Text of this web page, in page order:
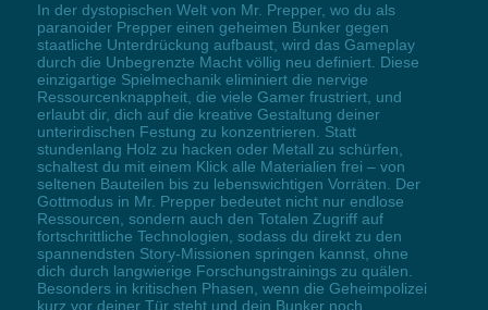
In der dystopischen Welt von Mr. Prepper, wo du als
paranoider Prepper einen geheimen Bunker gegen
staatliche Unterdrückung aufbaust, wird das Gameplay
durch die Unbegrenzte Macht völlig neu definiert. Diese
einzigartige Spielmechanik eliminiert die nervige
Ressourcenknappheit, die viele Gamer frustriert, und
erlaubt dir, dich auf die kreative Gestaltung deiner
unterirdischen Festung zu konzentrieren. Statt
stundenlang Holz zu hacken oder Metall zu schürfen,
schaltest du mit einem Klick alle Materialien frei – von
seltenen Bauteilen bis zu lebenswichtigen Vorräten. Der
Gottmodus in Mr. Prepper bedeutet nicht nur endlose
Ressourcen, sondern auch den Totalen Zugriff auf
fortschrittliche Technologien, sodass du direkt zu den
spannendsten Story-Missionen springen kannst, ohne
dich durch langwierige Forschungstrainings zu quälen.
Besonders in kritischen Phasen, wenn die Geheimpolizei
kurz vor deiner Tür steht und dein Bunker noch